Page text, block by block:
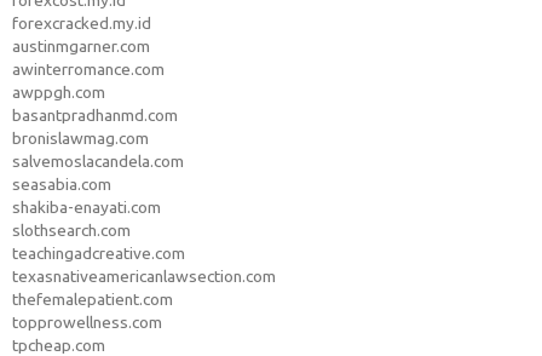
forexcracked.my.id
austinmgarner.com
awinterromance.com
awppgh.com
basantpradhanmd.com
bronislawmag.com
salvemoslacandela.com
seasabia.com
shakiba-enayati.com
slothsearch.com
teachingadcreative.com
texasnativeamericanlawsection.com
thefemalepatient.com
topprowellness.com
tpcheap.com